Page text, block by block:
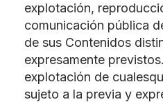
explotación,
comunicación pública
de sus Contenidos
expresamente
explotación de
sujeto a la previa y